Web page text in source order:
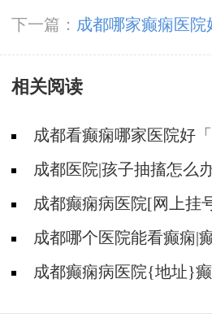
急救
下一篇： 成都哪家癫痫医院
怎么治
相关阅读
成都看癫痫哪家医院好
些遗传病可能伴有癫痫发生
成都医院|孩子抽搐怎么
影响吗?
成都癫痫病医院[网上挂
子药吗?
成都哪个医院能看癫痫|
成都癫痫病医院{地址}